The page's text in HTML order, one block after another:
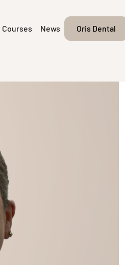
Courses News Oris Dental